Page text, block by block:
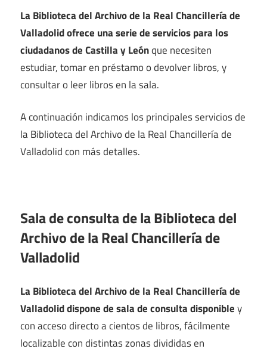
La Biblioteca del Archivo de la Real Chancillería de
Valladolid ofrece una serie de servicios para los
ciudadanos de Castilla y Leónque necesiten
estudiar, tomar en préstamo o devolver libros, y
consultar o leer libros en la sala.
A continuación indicamos los principales servicios de
la Biblioteca del Archivo de la Real Chancillería de
Valladolid con más detalles.
Sala de consulta de la Biblioteca del
Archivo de la Real Chancillería de
Valladolid
La Biblioteca del Archivo de la Real Chancillería de
Valladolid dispone de sala de consulta disponibley
con acceso directo a cientos de libros, fácilmente
localizable con distintas zonas divididas en